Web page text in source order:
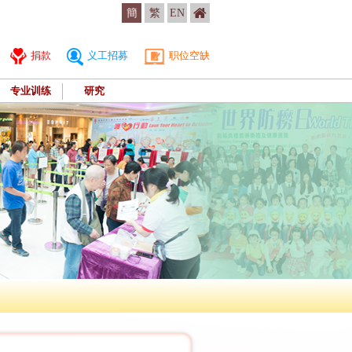
簡 繁 EN
捐款 义工招募 职位空缺
专业训练 研究